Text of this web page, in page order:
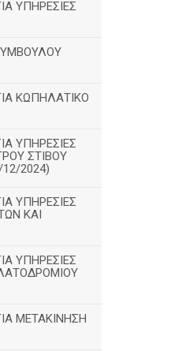
ΥΠΗΡΕΣΙΕΣ
ΚΩΠΗΛΑΤΙΚΟ
ΥΠΗΡΕΣΙΕΣ
ΣΤΙΒΟΥ
2024)
ΥΠΗΡΕΣΙΕΣ
ΚΑΙ
ΥΠΗΡΕΣΙΕΣ
ΜΕΤΑΚΙΝΗΣΗ